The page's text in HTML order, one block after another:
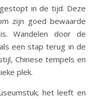
in de tijd. Deze
zijn goed bewaarde
Wandelen door de
een stap terug in de
Chinese tempels en
plek.
het leeft en